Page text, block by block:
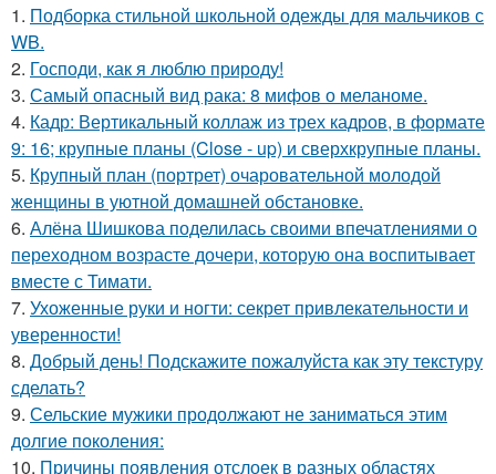
1. Подборка стильной школьной одежды для мальчиков с
WB.
2. Господи, как я люблю природу!
3. Самый опасный вид рака: 8 мифов о меланоме.
4. Кадр: Вертикальный коллаж из трех кадров, в формате
9: 16; крупные планы (Close - up) и сверхкрупные планы.
5. Крупный план (портрет) очаровательной молодой
женщины в уютной домашней обстановке.
6. Алёна Шишкова поделилась своими впечатлениями о
переходном возрасте дочери, которую она воспитывает
вместе с Тимати.
7. Ухоженные руки и ногти: секрет привлекательности и
уверенности!
8. Добрый день! Подскажите пожалуйста как эту текстуру
сделать?
9. Сельские мужики продолжают не заниматься этим
долгие поколения:
10. Причины появления отслоек в разных областях